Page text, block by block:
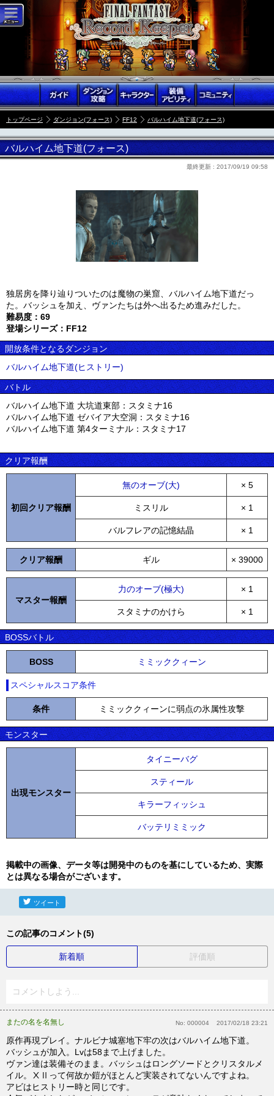
トップページ ダンジョン(フォース) FF12 バルハイム地下道(フォース)
バルハイム地下道(フォース)
最終更新 : 2017/09/19 09:58
独居房を降り辿りついたのは魔物の巣窟、バルハイム地下道だっ
た。バッシュを加え、ヴァンたちは外へ出るため進みだした。
難易度：69
登場シリーズ：FF12
開放条件となるダンジョン
バルハイム地下道(ヒストリー)
バトル
バルハイム地下道 大坑道東部：スタミナ16
バルハイム地下道 ゼバイア大空洞：スタミナ16
バルハイム地下道 第4ターミナル：スタミナ17
クリア報酬
初回クリア報酬
無のオーブ(大) × 5
ミスリル × 1
バルフレアの記憶結晶 × 1
クリア報酬 ギル × 39000
マスター報酬
力のオーブ(極大) × 1
スタミナのかけら × 1
BOSSバトル
BOSS ミミッククィーン
スペシャルスコア条件
条件 ミミッククィーンに弱点の氷属性攻撃
モンスター
出現モンスター
タイニーバグ
スティール
キラーフィッシュ
バッテリミミック
掲載中の画像、データ等は開発中のものを基にしているため、実際
とは異なる場合がございます。
ツイート
この記事のコメント(5)
新着順 評価順
コメントしよう...
またの名を名無し No: 000004 2017/02/18 23:21
原作再現プレイ。ナルビナ城塞地下牢の次はバルハイム地下道。
バッシュが加入。Lvは58まで上げました。
ヴァン達は装備そのまま。バッシュはロングソードとクリスタルメ
イル。ⅩⅡって何故か鎧がほとんど実装されてないんですよね。
アビはヒストリー時と同じです。